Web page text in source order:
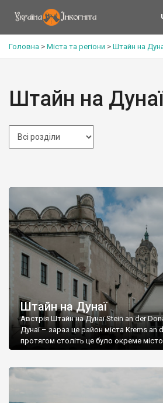
Головна > Міста та регіони > Штайн на
Штайн на
Штайн на Дунаї
Австрія Штайн на Дунаї Stein an der
Дунаї – зараз це район міста Krems an
протягом століть це було окреме